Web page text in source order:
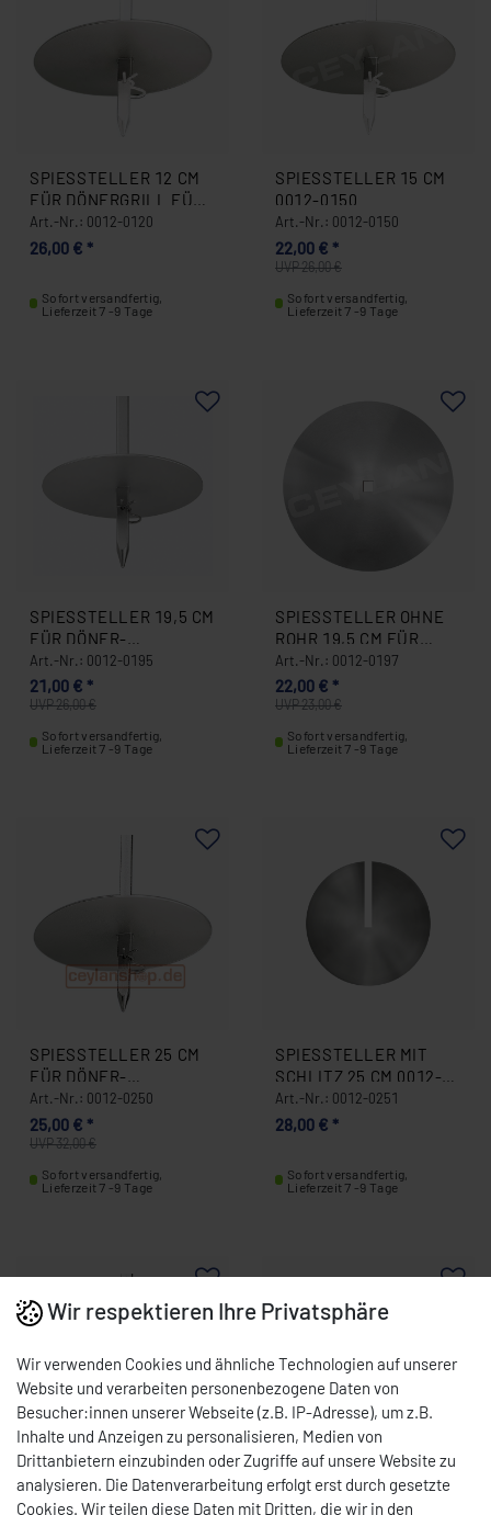
SPIESSTELLER 12 CM F
ÜR DÖNERGRILL FÜR P
OTIS UND CEYLAN 0
012-0120
Art.-Nr.: 0012-0120
26,00 € *
Sofort versandfertig,
Lieferzeit 7 -9 Tage
SPIESSTELLER 15 CM 0
012-0150
Art.-Nr.: 0012-0150
UVP 26,00 €
22,00 € *
Sofort versandfertig,
Lieferzeit 7 -9 Tage
SPIESSTELLER 19,5 CM F
ÜR DÖNER-G
YROSSGRILLGERÄT PO
TIS UND CEYLAN 00
12-0195
Art.-Nr.: 0012-0195
UVP 26,00 €
21,00 € *
Sofort versandfertig,
Lieferzeit 7 -9 Tage
SPIESSTELLER OHNE R
OHR 19,5 CM FÜR D
ÖNERGRILL CEYLAN U
ND GURDEN /MOTOR U
NTEN 0012-0197
Art.-Nr.: 0012-0197
UVP 23,00 €
22,00 € *
Sofort versandfertig,
Lieferzeit 7 -9 Tage
SPIESSTELLER 25 CM F
ÜR DÖNER-G
YROSSGRILLGERÄT PO
TIS UND CEYLAN 00
12-0250
Art.-Nr.: 0012-0250
UVP 32,00 €
25,00 € *
Sofort versandfertig,
Lieferzeit 7 -9 Tage
SPIESSTELLER MIT S
CHLITZ 25 CM 0012-0
251
Art.-Nr.: 0012-0251
28,00 € *
Sofort versandfertig,
Lieferzeit 7 -9 Tage
SPIESSTELLER Ø 30 CM –
SPIESSTELLER MIT S
Wir respektieren Ihre Privatsphäre
Wir verwenden Cookies und ähnliche Technologien auf unserer
Website und verarbeiten personenbezogene Daten von
Besucher:innen unserer Webseite (z.B. IP-Adresse), um z.B.
Inhalte und Anzeigen zu personalisieren, Medien von
Drittanbietern einzubinden oder Zugriffe auf unsere Website zu
analysieren. Die Datenverarbeitung erfolgt erst durch gesetzte
Cookies. Wir teilen diese Daten mit Dritten, die wir in den